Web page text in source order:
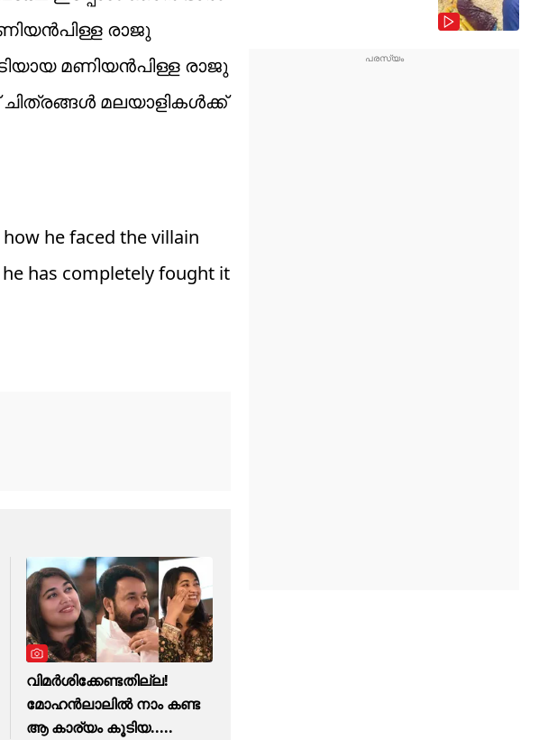
രാജു
മണിയൻപിള്ള രാജു
മലയാളികൾക്ക്
he faced the villain
has completely fought it
വിമർശിക്കേണ്ടതില്ല!
മോഹൻലാലിൽ നാം കണ്ട
ആ കാര്യം കൂടിയ.....